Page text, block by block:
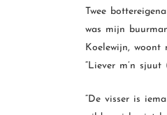
Twee
was mijn
Koelewijn,
“Liever m’n
“De visser is